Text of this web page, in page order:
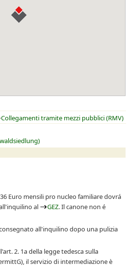
Collegamenti tramite mezzi pubblici (RMV)
Euro mensili pro nucleo familiare dovrá
al
GEZ. Il canone non é
all'inquilino dopo una pulizia
2. 1a della legge tedesca sulla
il servizio di intermediazione è